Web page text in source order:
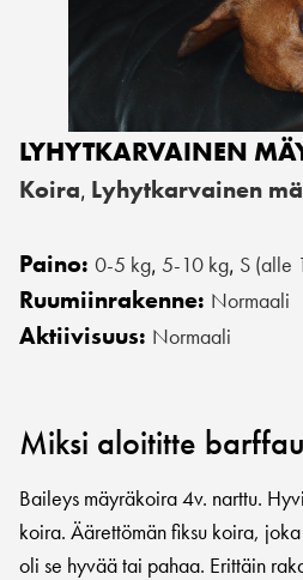
LYHYTKARVAINEN
Koira, Lyhytkarvainen
Paino: 0-5 kg, 5-10 kg, S (alle
Ruumiinrakenne: Normaali
Aktiivisuus: Normaali
Miksi aloititte
Baileys mäyräkoira 4v. narttu.
koira. Äärettömän fiksu koira,
oli se hyvää tai pahaa. Erittäin